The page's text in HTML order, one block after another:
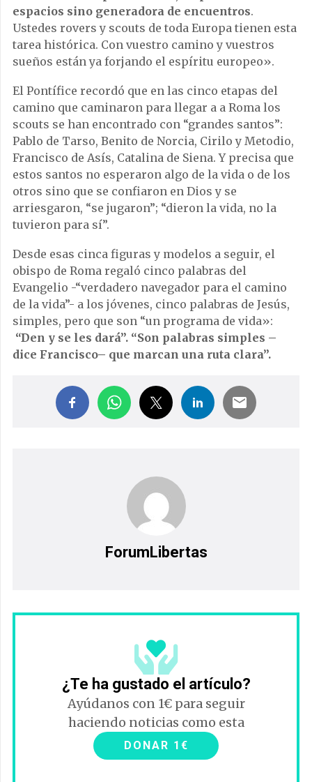
espacios sino generadora de encuentros.
Ustedes rovers y scouts de toda Europa tienen esta
tarea histórica. Con vuestro camino y vuestros
sueños están ya forjando el espíritu europeo».
El Pontífice recordó que en las cinco etapas del
camino que caminaron para llegar a a Roma los
scouts se han encontrado con “grandes santos”:
Pablo de Tarso, Benito de Norcia, Cirilo y Metodio,
Francisco de Asís, Catalina de Siena. Y precisa que
estos santos no esperaron algo de la vida o de los
otros sino que se confiaron en Dios y se
arriesgaron, “se jugaron”; “dieron la vida, no la
tuvieron para sí”.
Desde esas cinca figuras y modelos a seguir, el
obispo de Roma regaló cinco palabras del
Evangelio -“verdadero navegador para el camino
de la vida”- a los jóvenes, cinco palabras de Jesús,
simples, pero que son “un programa de vida»:
“Den y se les dará”. “Son palabras simples –
dice Francisco– que marcan una ruta clara”.
ForumLibertas
¿Te ha gustado el artículo?
Ayúdanos con 1€ para seguir
haciendo noticias como esta
DONAR 1€